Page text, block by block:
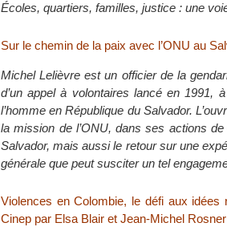
Écoles, quartiers, familles, justice : une
Sur le chemin de la paix avec l’ONU au
Michel Lelièvre est un officier de la
d’un appel à volontaires lancé en 1991,
l’homme en République du Salvador.
la mission de l’ONU, dans ses actions
Salvador, mais aussi le retour sur une
générale que peut susciter un tel
Violences en Colombie, le défi aux
Cinep par Elsa Blair et Jean-Michel Rosner